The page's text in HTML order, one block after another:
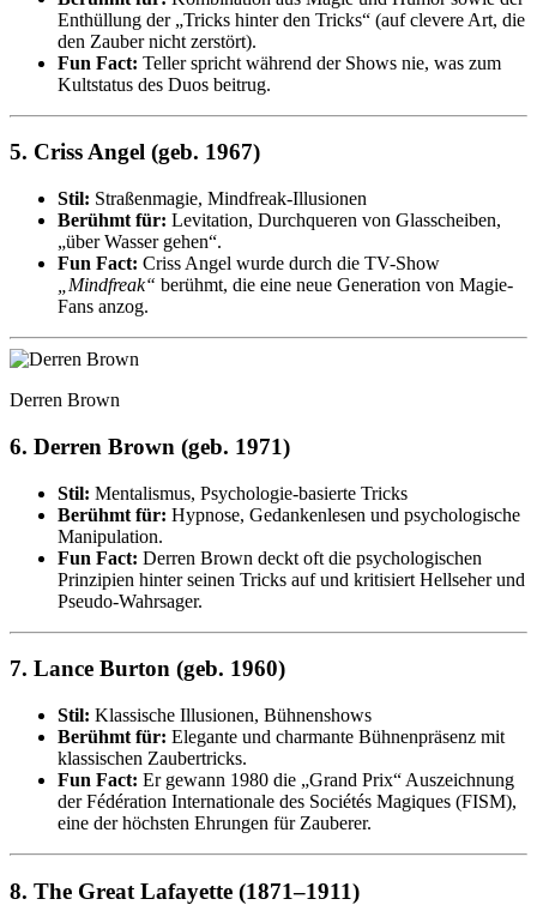
Enthüllung der „Tricks hinter den Tricks“ (auf clevere Art, die
den Zauber nicht zerstört).
Fun Fact: Teller spricht während der Shows nie, was zum
Kultstatus des Duos beitrug.
5. Criss Angel (geb. 1967)
Stil: Straßenmagie, Mindfreak-Illusionen
Berühmt für: Levitation, Durchqueren von Glasscheiben,
„über Wasser gehen“.
Fun Fact: Criss Angel wurde durch die TV-Show
„Mindfreak“ berühmt, die eine neue Generation von Magie-
Fans anzog.
Derren Brown
6. Derren Brown (geb. 1971)
Stil: Mentalismus, Psychologie-basierte Tricks
Berühmt für: Hypnose, Gedankenlesen und psychologische
Manipulation.
Fun Fact: Derren Brown deckt oft die psychologischen
Prinzipien hinter seinen Tricks auf und kritisiert Hellseher und
Pseudo-Wahrsager.
7. Lance Burton (geb. 1960)
Stil: Klassische Illusionen, Bühnenshows
Berühmt für: Elegante und charmante Bühnenpräsenz mit
klassischen Zaubertricks.
Fun Fact: Er gewann 1980 die „Grand Prix“ Auszeichnung
der Fédération Internationale des Sociétés Magiques (FISM),
eine der höchsten Ehrungen für Zauberer.
8. The Great Lafayette (1871–1911)